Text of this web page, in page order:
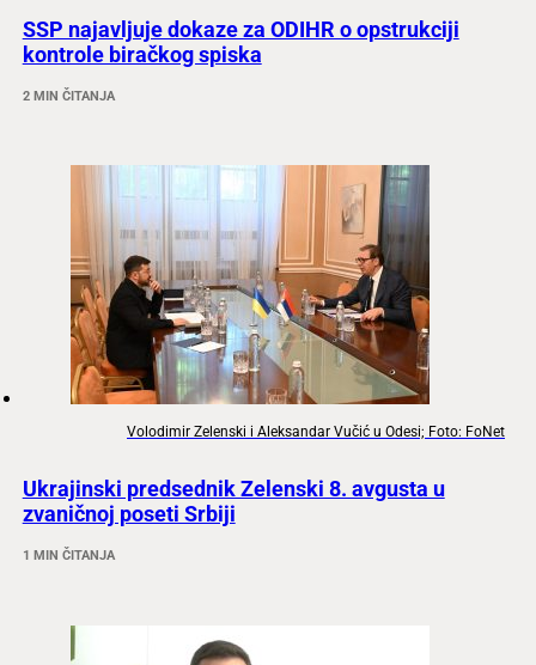
SSP najavljuje dokaze za ODIHR o opstrukciji
kontrole biračkog spiska
2 MIN ČITANJA
Volodimir Zelenski i Aleksandar Vučić u Odesi; Foto: FoNet
Ukrajinski predsednik Zelenski 8. avgusta u
zvaničnoj poseti Srbiji
1 MIN ČITANJA